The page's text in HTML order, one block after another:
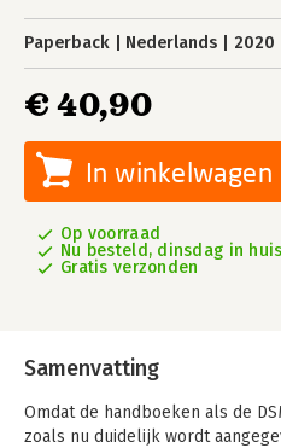
Paperback Nederlands 2020
€ 40,90
In winkelwagen
Op voorraad
Nu besteld, dinsdag in huis
Gratis verzonden
Samenvatting
Omdat de handboeken als de
zoals nu duidelijk wordt